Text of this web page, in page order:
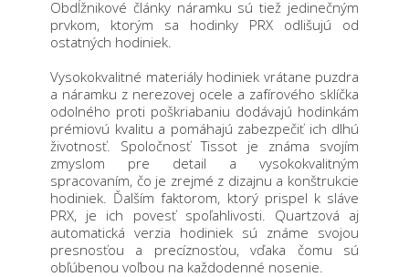
Obdĺžnikové články náramku sú tiež jedinečným
prvkom, ktorým sa hodinky PRX odlišujú od
ostatných hodiniek.
Vysokokvalitné materiály hodiniek vrátane puzdra
a náramku z nerezovej ocele a zafírového sklíčka
odolného proti poškriabaniu dodávajú hodinkám
prémiovú kvalitu a pomáhajú zabezpečiť ich dlhú
životnosť. Spoločnosť Tissot je známa svojím
zmyslom pre detail a vysokokvalitným
spracovaním, čo je zrejmé z dizajnu a konštrukcie
hodiniek. Ďalším faktorom, ktorý prispel k sláve
PRX, je ich povesť spoľahlivosti. Quartzová aj
automatická verzia hodiniek sú známe svojou
presnosťou a precíznosťou, vďaka čomu sú
obľúbenou voľbou na každodenné nosenie.